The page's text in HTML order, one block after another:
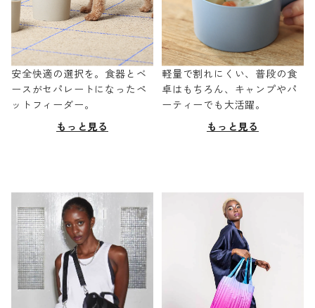
安全快適の選択を。食器とベ
ースがセパレートになったペ
ットフィーダー。
もっと見る
軽量で割れにくい、普段の食
卓はもちろん、キャンプやパ
ーティーでも大活躍。
もっと見る